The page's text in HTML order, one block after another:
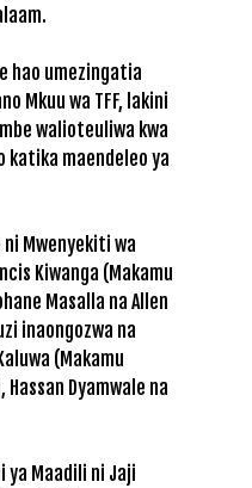
hao umezingatia
Mkuu wa TFF, lakini
walioteuliwa kwa
katika maendeleo ya
ni Mwenyekiti wa
Kiwanga (Makamu
Masalla na Allen
inaongozwa na
(Makamu
Dyamwale na
ya Maadili ni Jaji